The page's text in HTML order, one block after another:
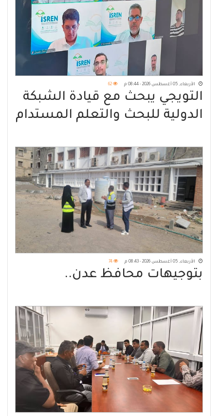
الأربعاء, 05 أغسطس 2026 - 08:44 م 62
التويجي يبحث مع قيادة الشبكة
الدولية للبحث والتعلم المستدام
القدرات البحثية
الأربعاء, 05 أغسطس 2026 - 08:43 م 74
بتوجيهات محافظ عدن..